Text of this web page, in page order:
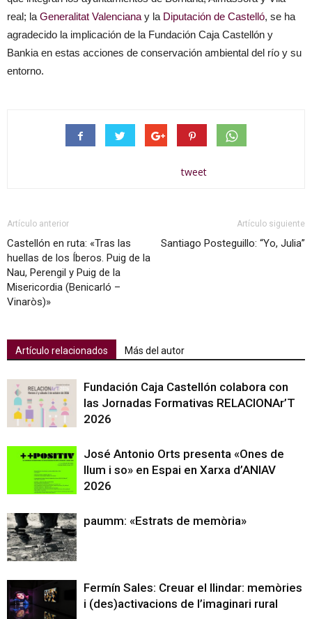
real; la Generalitat Valenciana y la Diputación de Castelló, se ha
agradecido la implicación de la Fundación Caja Castellón y
Bankia en estas acciones de conservación ambiental del río y su
entorno.
tweet
Artículo anterior
Castellón en ruta: «Tras las
huellas de los Íberos. Puig de la
Nau, Perengil y Puig de la
Misericordia (Benicarló –
Vinaròs)»
Artículo siguiente
Santiago Posteguillo: “Yo, Julia”
Artículo relacionados Más del autor
Fundación Caja Castellón colabora con
las Jornadas Formativas RELACIONAr’T
2026
José Antonio Orts presenta «Ones de
llum i so» en Espai en Xarxa d’ANIAV
2026
paumm: «Estrats de memòria»
Fermín Sales: Creuar el llindar: memòries
i (des)activacions de l’imaginari rural